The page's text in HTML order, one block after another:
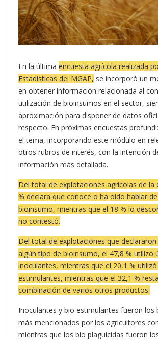
En la última encuesta agrícola realizada
Estadísticas del MGAP, se incorporó un
en obtener información relacionada al
utilización de bioinsumos en el sector,
aproximación para disponer de datos
respecto. En próximas encuestas
el tema, incorporando este módulo en
otros rubros de interés, con la intención
información más detallada.
Del total de explotaciones agrícolas de la
% declara que conoce o ha oído hablar
bioinsumo, mientras que el 18 % lo
no contestó.
Del total de explotaciones que
algún tipo de bioinsumo, el 47,8 % utilizó
inoculantes, mientras que el 20,1 %
estimulantes, mientras que el 32,1 %
combinación de varios otros productos.
Inoculantes y bio estimulantes fueron los
más mencionados por los agricultores
mientras que los bio plaguicidas fueron